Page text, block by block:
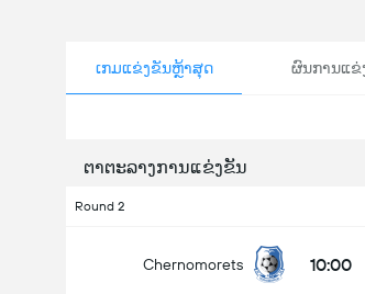
ເກມແຂ່ງຂັນຫຼ້າສຸດ ຜົນການແຂ່
ຕາຕະລາງການແຂ່ງຂັນ
Round 2
Chernomorets 10:00